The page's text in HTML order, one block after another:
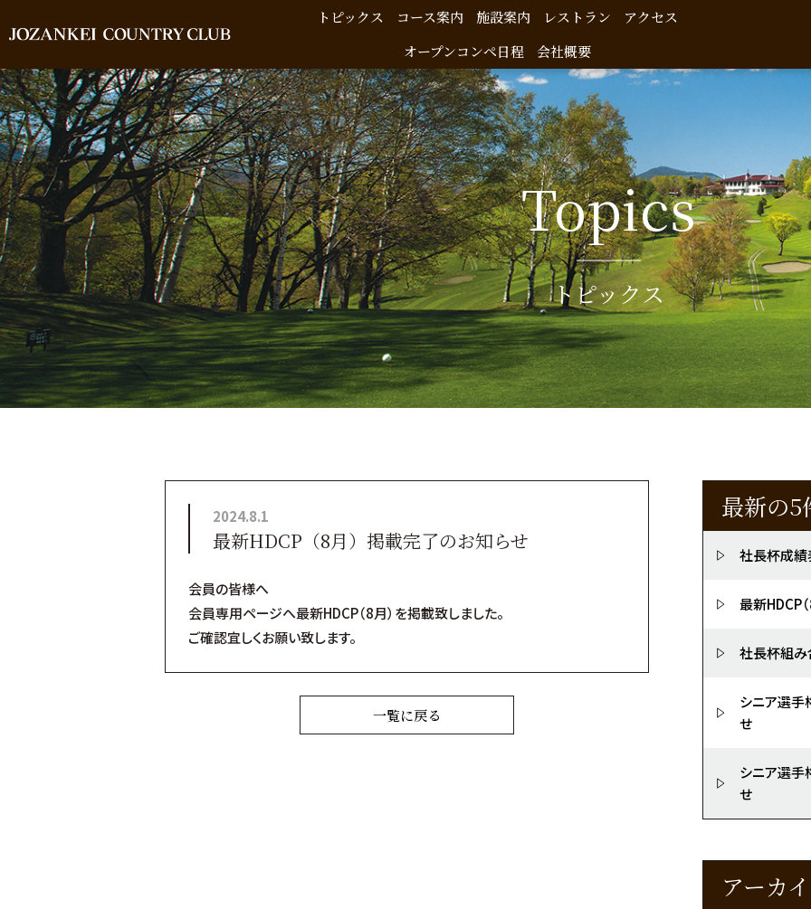
トピックス コース案内 施設案内 レストラン
アクセス
オープンコンペ日程
会社概要
Topics
トピックス
2024.8.1
最新HDCP（8月）掲載完了のお知らせ
会員の皆様へ
会員専用ページへ最新HDCP（8月）を掲載致しました。
ご確認宜しくお願い致します。
一覧に戻る
最新の5
社長杯成
最新HDCP
社長杯組
シニア選
せ
シニア選
せ
アーカ